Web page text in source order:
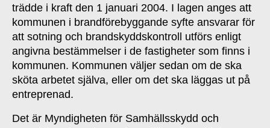
trädde i kraft den 1 januari 2004. I lagen anges att
kommunen i brandförebyggande syfte ansvarar för
att sotning och brandskyddskontroll utförs enligt
angivna bestämmelser i de fastigheter som finns i
kommunen. Kommunen väljer sedan om de ska
sköta arbetet själva, eller om det ska läggas ut på
entreprenad.
Det är Myndigheten för Samhällsskydd och